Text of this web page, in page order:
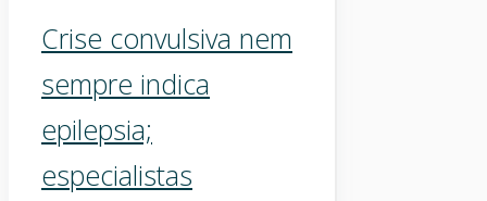
Crise convulsiva nem
sempre indica
epilepsia;
especialistas